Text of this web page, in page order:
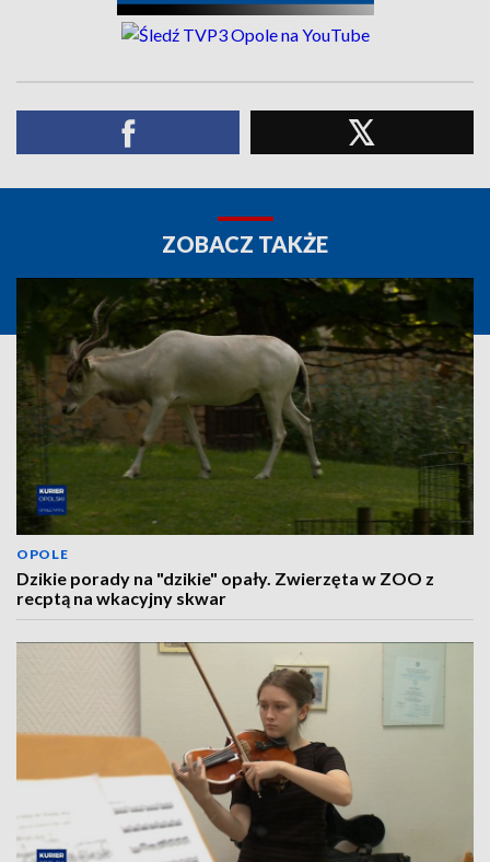
ZOBACZ TAKŻE
OPOLE
Dzikie porady na "dzikie" opały. Zwierzęta w ZOO z
recptą na wkacyjny skwar